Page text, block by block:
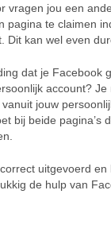
vragen jou een
pagina te claimen
Dit kan wel even
dat je Facebook
account? Je
jouw
bij beide pagina’s
uitgevoerd
de hulp van